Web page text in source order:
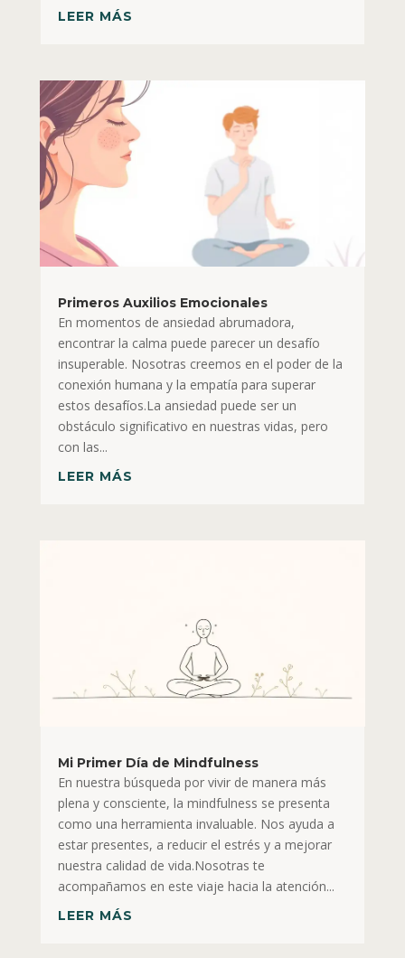
LEER MÁS
Primeros Auxilios Emocionales
En momentos de ansiedad abrumadora,
encontrar la calma puede parecer un desafío
insuperable. Nosotras creemos en el poder de la
conexión humana y la empatía para superar
estos desafíos.La ansiedad puede ser un
obstáculo significativo en nuestras vidas, pero
con las...
LEER MÁS
Mi Primer Día de Mindfulness
En nuestra búsqueda por vivir de manera más
plena y consciente, la mindfulness se presenta
como una herramienta invaluable. Nos ayuda a
estar presentes, a reducir el estrés y a mejorar
nuestra calidad de vida.Nosotras te
acompañamos en este viaje hacia la atención...
LEER MÁS